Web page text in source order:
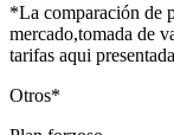
*La comparación de
mercado,tomada de
tarifas aqui
Otros*